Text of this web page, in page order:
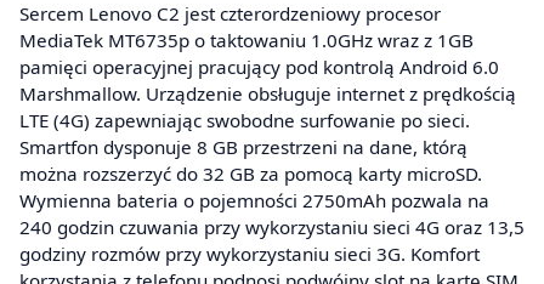
Sercem Lenovo C2 jest czterordzeniowy procesor
MediaTek MT6735p o taktowaniu 1.0GHz wraz z 1GB
pamięci operacyjnej pracujący pod kontrolą Android 6.0
Marshmallow. Urządzenie obsługuje internet z prędkością
LTE (4G) zapewniając swobodne surfowanie po sieci.
Smartfon dysponuje 8 GB przestrzeni na dane, którą
można rozszerzyć do 32 GB za pomocą karty microSD.
Wymienna bateria o pojemności 2750mAh pozwala na
240 godzin czuwania przy wykorzystaniu sieci 4G oraz 13,5
godziny rozmów przy wykorzystaniu sieci 3G. Komfort